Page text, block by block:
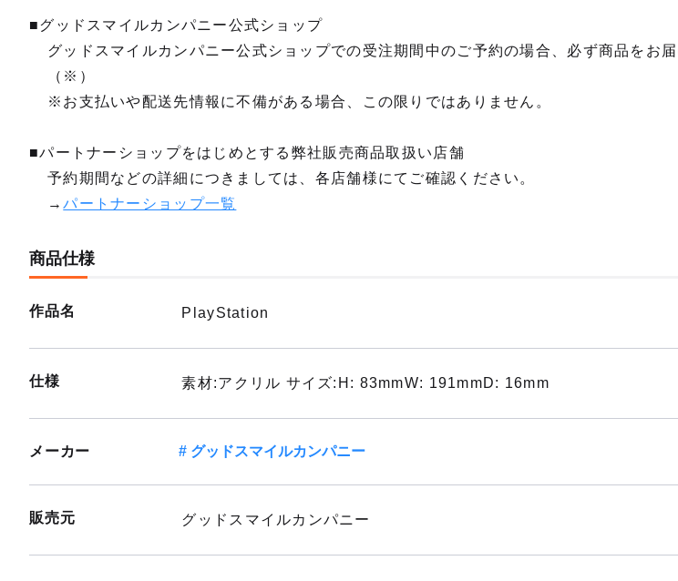
PSP™ (PlayStation™Portable)のシャカシ
2025年11月発売・お1人様3点まで
PSP™ (PlayStation™Portable)のシャカシ
2025年11月発売・お1人様3点まで
■グッドスマイルカンパニー公式ショップ
グッドスマイルカンパニー公式ショップでの受注期間中のご予約の場合、必ず商品をお届
（※）
※お支払いや配送先情報に不備がある場合、この限りではありません。
■パートナーショップをはじめとする弊社販売商品取扱い店舗
予約期間などの詳細につきましては、各店舗様にてご確認ください。
→パートナーショップ一覧
商品仕様
作品名 PlayStation
仕様 素材:アクリル サイズ:H: 83mmW: 191mmD: 16mm
メーカー グッドスマイルカンパニー
販売元 グッドスマイルカンパニー